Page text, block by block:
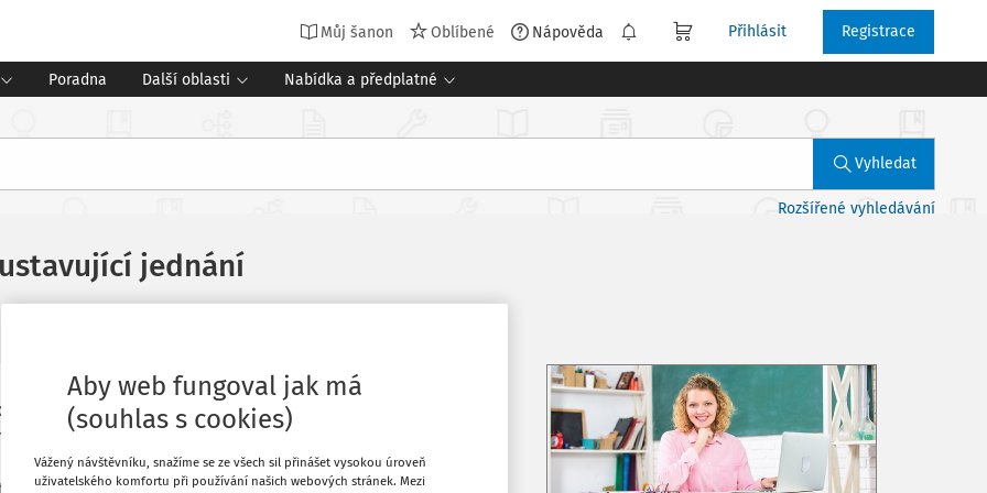
Můj šanon Oblíbené Nápověda Přihlásit Registrace
Poradna Další oblasti Nabídka a předplatné
Vyhledat
Rozšířené vyhledávání
jednání
vzdělávání (dále jen NIDV) v Praze
(dále jen SKŘ). Stálá konference
profesního rozvoje učitelů a
Stáhnout
Aby web fungoval jak má
(souhlas s cookies)
Vážený návštěvníku, snažíme se ze všech sil přinášet vysokou úroveň
uživatelského komfortu při používání našich webových stránek. Mezi